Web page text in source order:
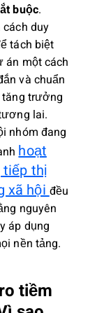
buộc.
duy
tách biệt
án một cách
và chuẩn
tăng trưởng
lai.
nhóm đang
hoạt
tiếp thị
xã hộiđều
nguyên
áp dụng
nền tảng.
tiềm